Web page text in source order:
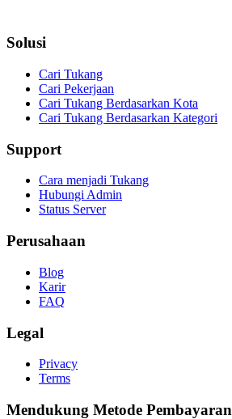
Solusi
Cari Tukang
Cari Pekerjaan
Cari Tukang Berdasarkan Kota
Cari Tukang Berdasarkan Kategori
Support
Cara menjadi Tukang
Hubungi Admin
Status Server
Perusahaan
Blog
Karir
FAQ
Legal
Privacy
Terms
Mendukung Metode Pembayaran